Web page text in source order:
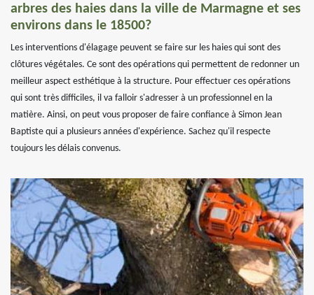
arbres des haies dans la ville de Marmagne et ses
environs dans le 18500?
Les interventions d'élagage peuvent se faire sur les haies qui sont des
clôtures végétales. Ce sont des opérations qui permettent de redonner un
meilleur aspect esthétique à la structure. Pour effectuer ces opérations
qui sont très difficiles, il va falloir s'adresser à un professionnel en la
matière. Ainsi, on peut vous proposer de faire confiance à Simon Jean
Baptiste qui a plusieurs années d'expérience. Sachez qu'il respecte
toujours les délais convenus.